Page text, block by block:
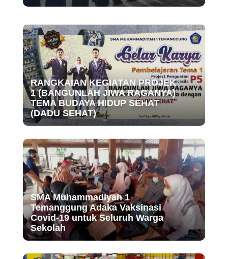
RANGKAIAN KEGIATAN PROJEK
1 (BANGUNLAH JIWA RAGANYA)
TEMA BUDAYA HIDUP SEHAT
(DADU SEHAT)
SMA Muhammadiyah 1
Temanggung Adaka Vaksinasi
Covid-19 untuk Seluruh Warga
Sekolah